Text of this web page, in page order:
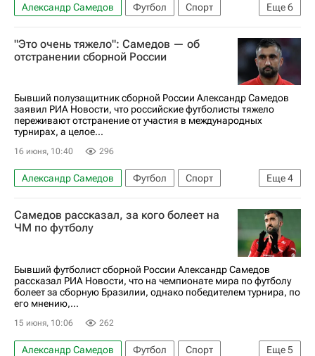
Еще6
Александр Самедов Футбол
Спорт
Гусь-Хрустальный
Пабло Солари
Дмитрий Сычёв
Спартак Москва
Кубок России по футболу
"Это очень тяжело": Самедов — об
отстранении сборной России
Бывший полузащитник сборной России Александр Самедов
заявил РИА Новости, что российские футболисты тяжело
переживают отстранение от участия в международных
турнирах, а целое...
16 июня, 10:40 296
Еще4
Александр Самедов Футбол
Спорт
Россия
Украина
Международная федерация футбола (ФИФА)
Союз европейских футбольных ассоциаций (УЕФА)
Самедов рассказал, за кого болеет на
ЧМ по футболу
Бывший футболист сборной России Александр Самедов
рассказал РИА Новости, что на чемпионате мира по футболу
болеет за сборную Бразилии, однако победителем турнира, по
его мнению,...
15 июня, 10:06 262
Еще5
Александр Самедов Футбол
Спорт